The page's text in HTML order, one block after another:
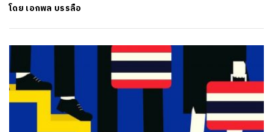
โดย เอกพล บรรลือ